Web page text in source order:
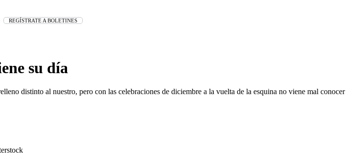
REGÍSTRATE A BOLETINES
su día
distinto al nuestro, pero con las celebraciones de diciembre a la vuelta de la esquina no viene mal conocer